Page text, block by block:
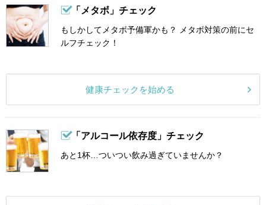
「メタボ」チェック
もしかしてメタボ予備軍かも？ メタボ対策の前にセ
ルフチェック！
健康チェックを始める
「アルコール依存度」チェック
あと1杯…ついつい飲み過ぎていませんか？